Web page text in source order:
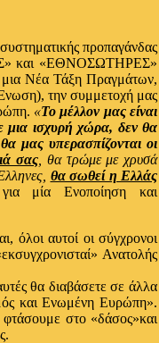
προπαγάνδας
και «ΕΘΝΟΣΩΤΗΡΕΣ»
Νέα Τάξη Πραγμάτων,
την συμμετοχή μας
«Το μέλλον μας είναι
μια ισχυρή χώρα, δεν θα
μας υπερασπίζονται οι
σας , θα τρώμε με χρυσά
θα σωθεί η Ελλάς
μία Ενοποίηση και
όλοι αυτοί οι σύγχρονοι
Ανατολής
θα διαβάσετε σε άλλα
και Ενωμένη Ευρώπη».
στο «δάσος»και